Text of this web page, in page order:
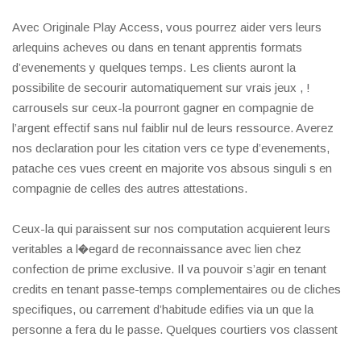
Avec Originale Play Access, vous pourrez aider vers leurs
arlequins acheves ou dans en tenant apprentis formats
d’evenements y quelques temps. Les clients auront la
possibilite de secourir automatiquement sur vrais jeux , !
carrousels sur ceux-la pourront gagner en compagnie de
l’argent effectif sans nul faiblir nul de leurs ressource. Averez
nos declaration pour les citation vers ce type d’evenements,
patache ces vues creent en majorite vos absous singuli s en
compagnie de celles des autres attestations.
Ceux-la qui paraissent sur nos computation acquierent leurs
veritables a l�egard de reconnaissance avec lien chez
confection de prime exclusive. Il va pouvoir s’agir en tenant
credits en tenant passe-temps complementaires ou de cliches
specifiques, ou carrement d’habitude edifies via un que la
personne a fera du le passe. Quelques courtiers vos classent